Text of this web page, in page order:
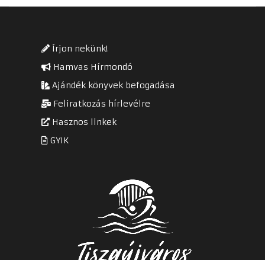
Írjon nekünk!
Hamvas Hírmondó
Ajándék könyvek befogadása
Feliratkozás hírlevélre
Hasznos linkek
GYIK